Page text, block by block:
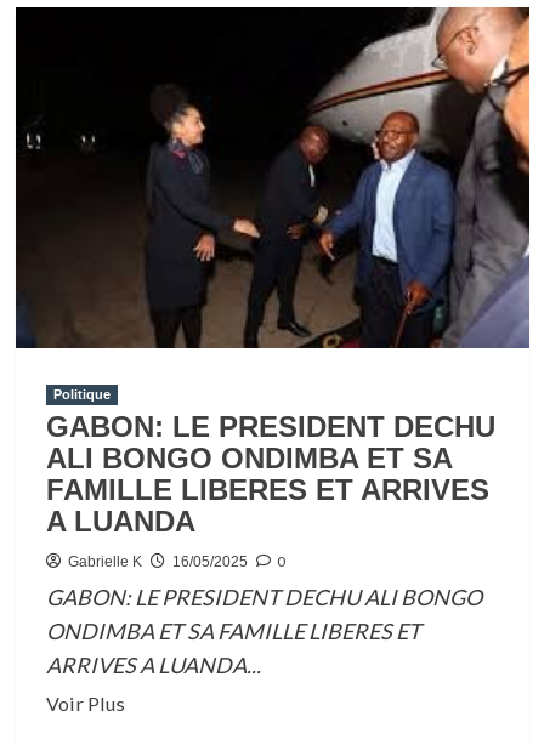
Politique
GABON: LE PRESIDENT DECHU
ALI BONGO ONDIMBA ET SA
FAMILLE LIBERES ET ARRIVES
A LUANDA
Gabrielle K 16/05/2025 0
GABON: LE PRESIDENT DECHU ALI BONGO
ONDIMBA ET SA FAMILLE LIBERES ET
ARRIVES A LUANDA...
Voir PlusEn